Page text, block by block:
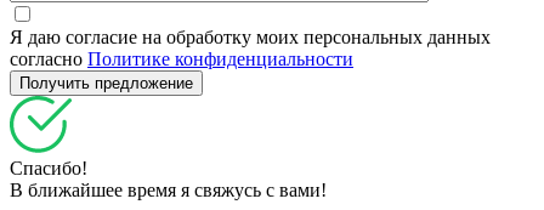
Я даю согласие на обработку моих персональных данных
согласно Политике конфиденциальности
Спасибо!
В ближайшее время я свяжусь с вами!